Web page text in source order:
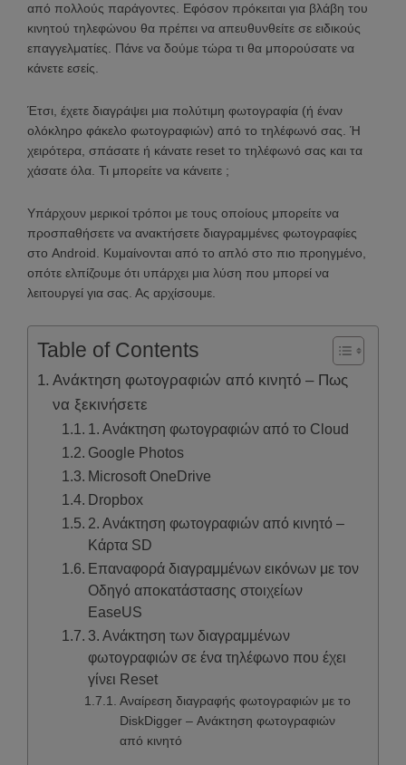
από πολλούς παράγοντες. Εφόσον πρόκειται για βλάβη του
κινητού τηλεφώνου θα πρέπει να απευθυνθείτε σε ειδικούς
επαγγελματίες. Πάνε να δούμε τώρα τι θα μπορούσατε να
κάνετε εσείς.
Έτσι, έχετε διαγράψει μια πολύτιμη φωτογραφία (ή έναν
ολόκληρο φάκελο φωτογραφιών) από το τηλέφωνό σας. Ή
χειρότερα, σπάσατε ή κάνατε reset το τηλέφωνό σας και τα
χάσατε όλα. Τι μπορείτε να κάνειτε ;
Υπάρχουν μερικοί τρόποι με τους οποίους μπορείτε να
προσπαθήσετε να ανακτήσετε διαγραμμένες φωτογραφίες
στο Android. Κυμαίνονται από το απλό στο πιο προηγμένο,
οπότε ελπίζουμε ότι υπάρχει μια λύση που μπορεί να
λειτουργεί για σας. Ας αρχίσουμε.
Table of Contents
Ανάκτηση φωτογραφιών από κινητό – Πως
να ξεκινήσετε
1. Ανάκτηση φωτογραφιών από το Cloud
Google Photos
Microsoft OneDrive
Dropbox
2. Ανάκτηση φωτογραφιών από κινητό –
Kάρτα SD
Επαναφορά διαγραμμένων εικόνων με τον
Οδηγό αποκατάστασης στοιχείων
EaseUS
3. Ανάκτηση των διαγραμμένων
φωτογραφιών σε ένα τηλέφωνο που έχει
γίνει Reset
Αναίρεση διαγραφής φωτογραφιών με το
DiskDigger – Ανάκτηση φωτογραφιών
από κινητό